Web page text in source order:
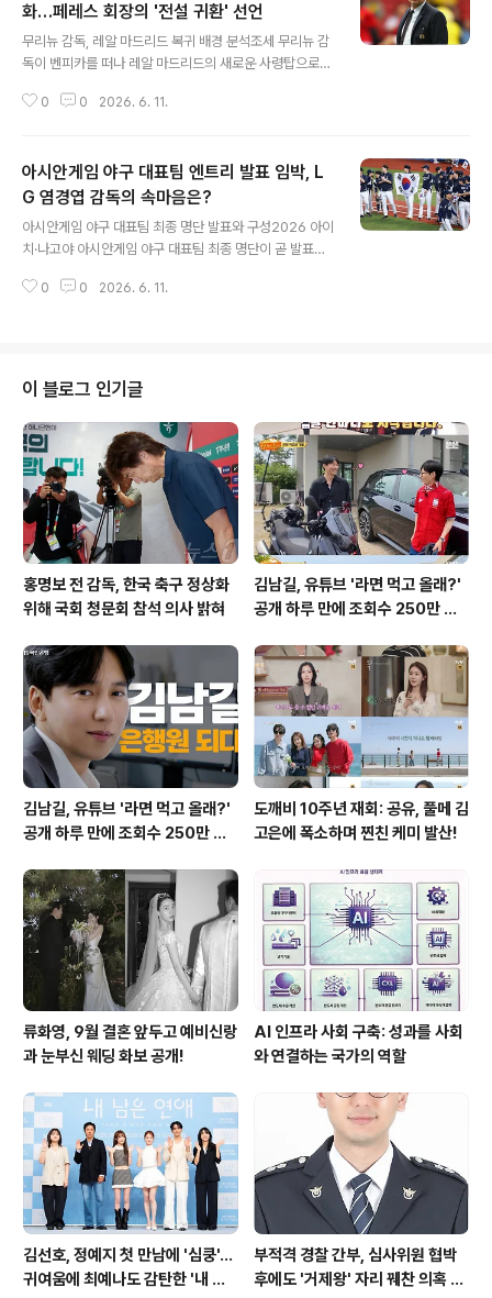
화…페레스 회장의 '전설 귀환' 선언
무리뉴 감독, 레알 마드리드 복귀 배경 분석조세 무리뉴 감
독이 벤피카를 떠나 레알 마드리드의 새로운 사령탑으로
약으로 무리뉴 감독 선임을 내세우며 팀 재건 의지를 밝혔
감독 선임 절차 및 조건벤피카는 구단 공식 발표를 통해 무
리뉴 감독의 레알 마드리드행을 확인했습니다. 레알 마드
리드는 계약에 명시된 1,500만 유로의 위약금을 지급하기
로 합의했습니다. 무리뉴 감독 역시 이적에 동의함에 따라
레알의 공식 발표만 남은 상황입니다. 무리뉴 감독의 레알
마드리드 복귀, 기대와 전망무리뉴 감독은 과거 레알 마드
0 0 2026. 6. 11.
아시안게임 야구 대표팀 엔트리 발표 임박, L
G 염경엽 감독의 속마음은?
아시안게임 야구 대표팀 최종 명단 발표와 구성2026 아이
치·나고야 아시안게임 야구 대표팀 최종 명단이 곧 발표될
으로 구성되며, 29세 이하 와일드카드 3장이 추가되어 총
표명LG 염경엽 감독은 내야수 문보경이 아시안게임 대표
팀에 차출될 경우 팀의 타격 전력에 손실이 있을 것이라고
언급했습니다. 당초 투수 쪽 차출을 예상했으나, 문보경의
차출 가능성에 대해선 예상치 못했음을 밝혔습니다. 감독
은 팀 내에서 차출될 만한 선수가 많아 누가 대표팀에 합류
하느냐가 고민이라고 덧붙..
0 0 2026. 6. 11.
이 블로그 인기글
홍명보 전 감독, 한국 축구 정상화
위해 국회 청문회 참석 의사 밝혀
김남길, 유튜브 '라면 먹고 올래?'
공개 하루 만에 조회수 250만 돌
김남길, 유튜브 '라면 먹고 올래?'
공개 하루 만에 조회수 250만 돌
도깨비 10주년 재회: 공유, 풀메 김
고은에 폭소하며 찐친 케미 발산!
류화영, 9월 결혼 앞두고 예비신랑
과 눈부신 웨딩 화보 공개!
AI 인프라 사회 구축: 성과를 사회
와 연결하는 국가의 역할
김선호, 정예지 첫 만남에 '심쿵'…
귀여움에 최예나도 감탄한 '내 남
부적격 경찰 간부, 심사위원 협박
후에도 '거제왕' 자리 꿰찬 의혹 진